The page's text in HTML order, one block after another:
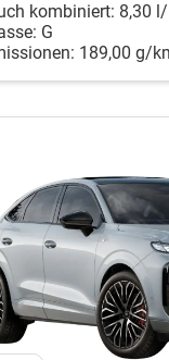
kombiniert: 8,30
G
189,00 g/